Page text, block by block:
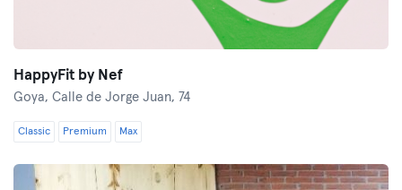
HappyFit by Nef
Goya, Calle de Jorge Juan, 74
Classic Premium Max